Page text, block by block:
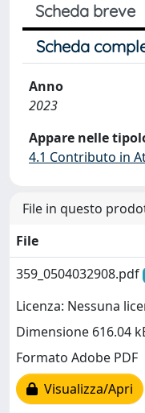
Scheda breve
Scheda
Anno
2023
Appare nelle
4.1 Contributo in
File in questo
File
359_0504032908.pdf
Licenza: Nessuna
Dimensione 616.04
Formato Adobe PDF
Visualizza/Apri